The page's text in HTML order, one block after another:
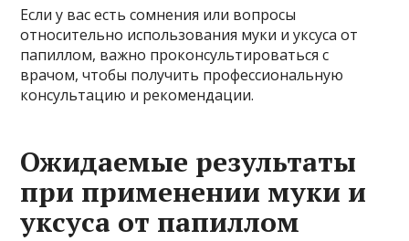
Если у вас есть сомнения или вопросы
относительно использования муки и уксуса от
папиллом, важно проконсультироваться с
врачом, чтобы получить профессиональную
консультацию и рекомендации.
Ожидаемые результаты
при применении муки и
уксуса от папиллом